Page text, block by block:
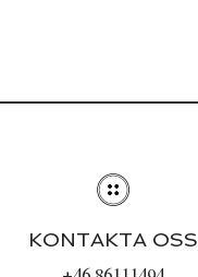
KONTAKTA OSS